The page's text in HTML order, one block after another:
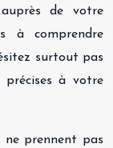
de votre
à comprendre
surtout pas
précises à votre
ne prennent pas